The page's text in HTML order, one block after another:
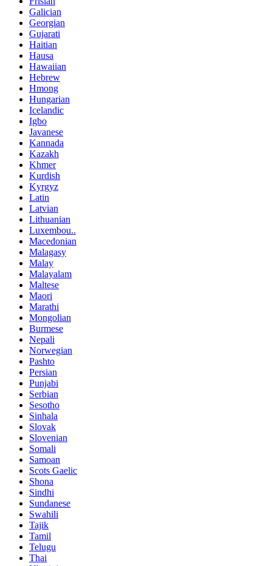
Galician
Georgian
Gujarati
Haitian
Hausa
Hawaiian
Hebrew
Hmong
Hungarian
Icelandic
Igbo
Javanese
Kannada
Kazakh
Khmer
Kurdish
Kyrgyz
Latin
Latvian
Lithuanian
Luxembou..
Macedonian
Malagasy
Malay
Malayalam
Maltese
Maori
Marathi
Mongolian
Burmese
Nepali
Norwegian
Pashto
Persian
Punjabi
Serbian
Sesotho
Sinhala
Slovak
Slovenian
Somali
Samoan
Scots Gaelic
Shona
Sindhi
Sundanese
Swahili
Tajik
Tamil
Telugu
Thai